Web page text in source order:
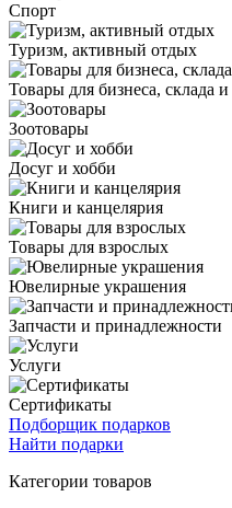
Спорт
Туризм, активный отдых
Товары для бизнеса, склада
Зоотовары
Досуг и хобби
Книги и канцелярия
Товары для взрослых
Ювелирные украшения
Запчасти и принадлежности
Услуги
Сертификаты
Подборщик подарков
Найти подарки
Категории товаров